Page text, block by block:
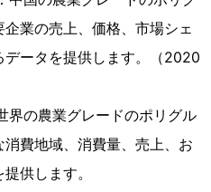
業の売上、価格、市場シェ
ータを提供します。（2020
界の農業グレードのポリグル
費地域、消費量、売上、お
供します。